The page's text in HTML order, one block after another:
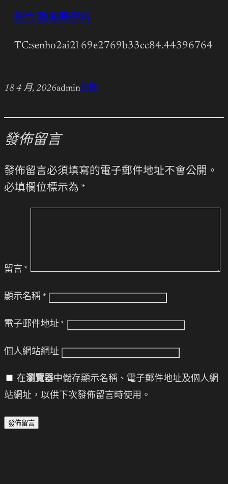
新竹 職業醫學科
TC:senho2ai2l 69e2769b33cc84.44396764
18 4 月, 2026admin分數
發佈留言
發佈留言必須填寫的電子郵件地址不會公開。
必填欄位標示為 *
留言 *
顯示名稱 *
電子郵件地址 *
個人網站網址
在瀏覽器中儲存顯示名稱、電子郵件地址及個人網
站網址，以供下次發佈留言時使用。